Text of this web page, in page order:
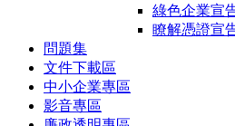
綠色企業宣
瞭解憑證宣
問題集
文件下載區
中小企業專區
影音專區